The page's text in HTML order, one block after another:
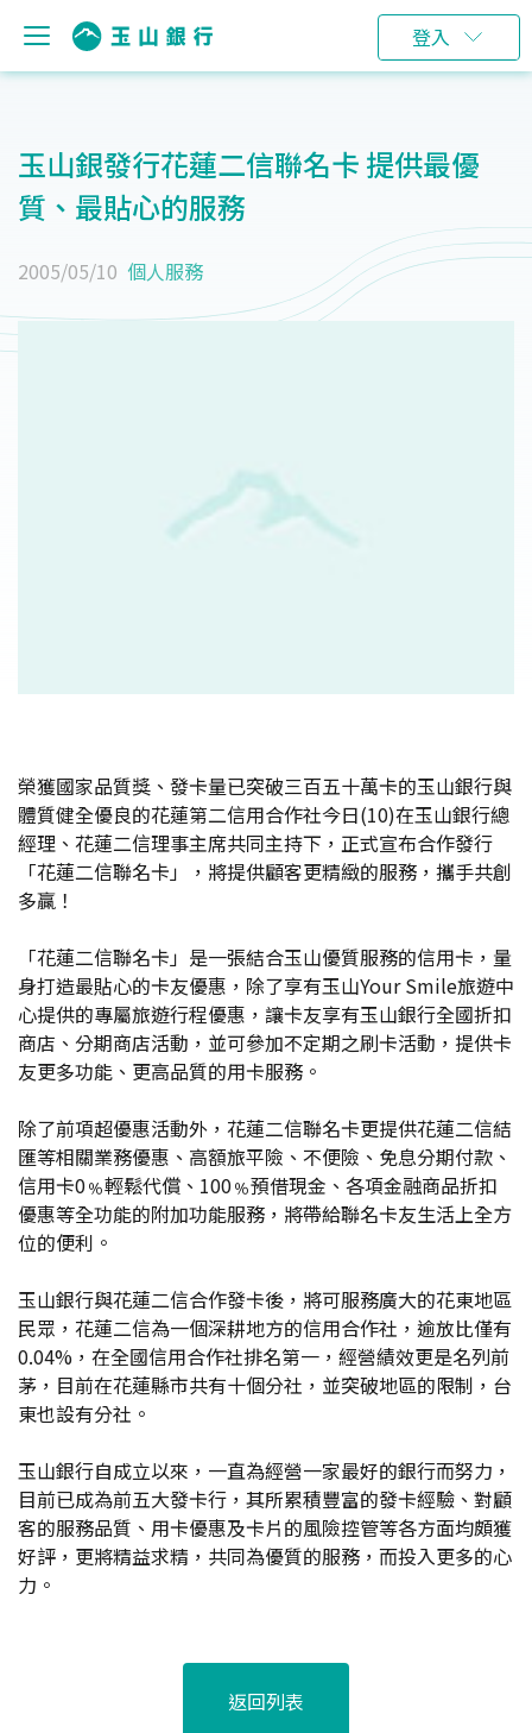
登入
玉山銀發行花蓮二信聯名卡 提供最優
質、最貼心的服務
2005/05/10 個人服務
榮獲國家品質獎、發卡量已突破三百五十萬卡的玉山銀行與
體質健全優良的花蓮第二信用合作社今日(10)在玉山銀行總
經理、花蓮二信理事主席共同主持下，正式宣布合作發行
「花蓮二信聯名卡」，將提供顧客更精緻的服務，攜手共創
多贏！
「花蓮二信聯名卡」是一張結合玉山優質服務的信用卡，量
身打造最貼心的卡友優惠，除了享有玉山Your Smile旅遊中
心提供的專屬旅遊行程優惠，讓卡友享有玉山銀行全國折扣
商店、分期商店活動，並可參加不定期之刷卡活動，提供卡
友更多功能、更高品質的用卡服務。
除了前項超優惠活動外，花蓮二信聯名卡更提供花蓮二信結
匯等相關業務優惠、高額旅平險、不便險、免息分期付款、
信用卡0﹪輕鬆代償、100﹪預借現金、各項金融商品折扣
優惠等全功能的附加功能服務，將帶給聯名卡友生活上全方
位的便利。
玉山銀行與花蓮二信合作發卡後，將可服務廣大的花東地區
民眾，花蓮二信為一個深耕地方的信用合作社，逾放比僅有
0.04%，在全國信用合作社排名第一，經營績效更是名列前
茅，目前在花蓮縣市共有十個分社，並突破地區的限制，台
東也設有分社。
玉山銀行自成立以來，一直為經營一家最好的銀行而努力，
目前已成為前五大發卡行，其所累積豐富的發卡經驗、對顧
客的服務品質、用卡優惠及卡片的風險控管等各方面均頗獲
好評，更將精益求精，共同為優質的服務，而投入更多的心
力。
返回列表